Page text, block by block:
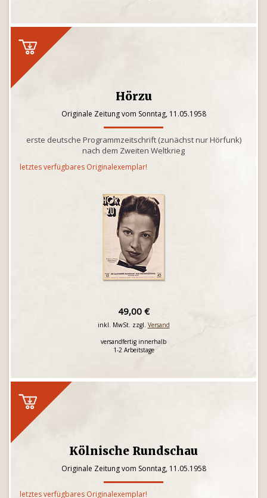
Hörzu
Originale Zeitung vom Sonntag, 11.05.1958
erste deutsche Programmzeitschrift (zunächst nur Hörfunk)
nach dem Zweiten Weltkrieg
letztes verfügbares Originalexemplar!
49,00 €
inkl. MwSt. zzgl. Versand
versandfertig innerhalb
1-2 Arbeitstage
Kölnische Rundschau
Originale Zeitung vom Sonntag, 11.05.1958
letztes verfügbares Originalexemplar!